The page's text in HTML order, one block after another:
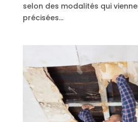
selon des modalités qui
précisées…